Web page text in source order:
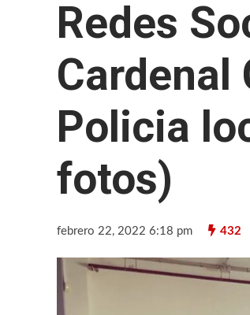
Redes
Cardenal
Policia
fotos)
febrero 22, 2022 6:18 pm 432